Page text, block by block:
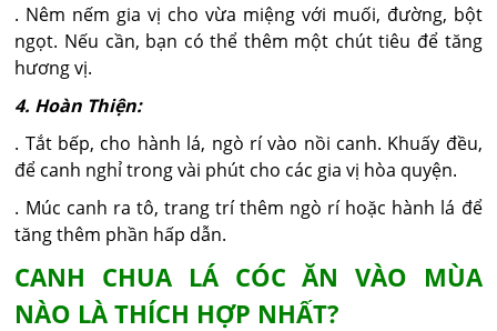
. Nêm nếm gia vị cho vừa miệng với muối, đường, bột
ngọt. Nếu cần, bạn có thể thêm một chút tiêu để tăng
hương vị.
4. Hoàn Thiện:
. Tắt bếp, cho hành lá, ngò rí vào nồi canh. Khuấy đều,
để canh nghỉ trong vài phút cho các gia vị hòa quyện.
. Múc canh ra tô, trang trí thêm ngò rí hoặc hành lá để
tăng thêm phần hấp dẫn.
CANH CHUA LÁ CÓC ĂN VÀO MÙA
NÀO LÀ THÍCH HỢP NHẤT?